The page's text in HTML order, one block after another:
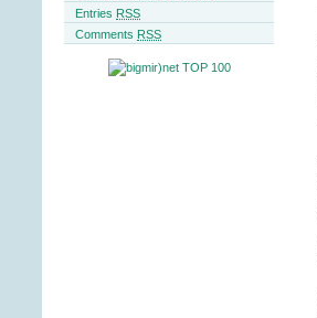
Entries RSS
Comments RSS